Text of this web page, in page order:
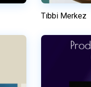
Tıbbi Merkez